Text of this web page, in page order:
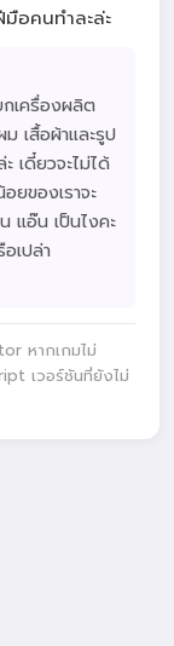
อคนทำละล่ะ
กเครื่องผลิต
เสื้อผ้าและรูป
เดี๋ยวจะไม่ได้
ยของเราจะ
แอ๊น เป็นไงคะ
เปล่า
หากเกมไม่
เวอร์ชันที่ยังไม่